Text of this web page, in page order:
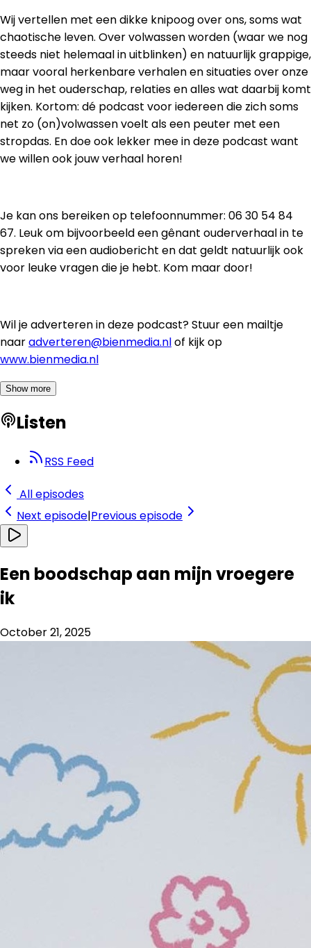
Wij vertellen met een dikke knipoog over ons, soms wat
chaotische leven. Over volwassen worden (waar we nog
steeds niet helemaal in uitblinken) en natuurlijk grappige,
maar vooral herkenbare verhalen en situaties over onze
weg in het ouderschap, relaties en alles wat daarbij komt
kijken. Kortom: dé podcast voor iedereen die zich soms
net zo (on)volwassen voelt als een peuter met een
stropdas. En doe ook lekker mee in deze podcast want
we willen ook jouw verhaal horen!
Je kan ons bereiken op telefoonnummer: 06 30 54 84
67. Leuk om bijvoorbeeld een gênant ouderverhaal in te
spreken via een audiobericht en dat geldt natuurlijk ook
voor leuke vragen die je hebt. Kom maar door!
Wil je adverteren in deze podcast? Stuur een mailtje
naaradverteren@bienmedia.nlof kijk op
www.bienmedia.nl
Show more
Listen
RSS Feed
All episodes
Next episode|Previousepisode
Een boodschap aan mijn vroegere
ik
October 21, 2025